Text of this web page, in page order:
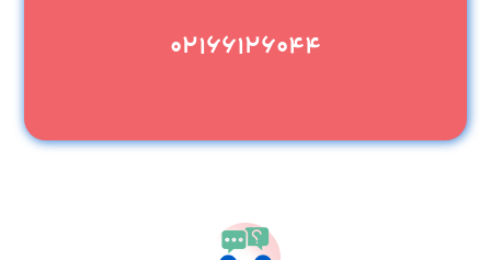
۰۲۱۶۶۱۲۶۰۴۴